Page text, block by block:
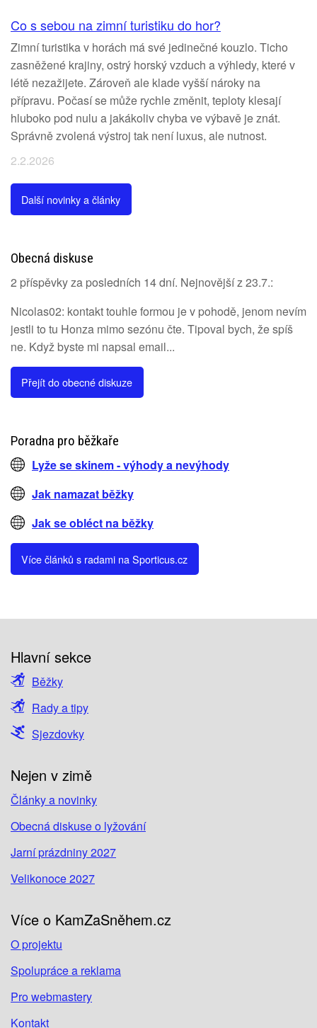
Co s sebou na zimní turistiku do hor?
Zimní turistika v horách má své jedinečné kouzlo. Ticho
zasněžené krajiny, ostrý horský vzduch a výhledy, které v
létě nezažijete. Zároveň ale klade vyšší nároky na
přípravu. Počasí se může rychle změnit, teploty klesají
hluboko pod nulu a jakákoliv chyba ve výbavě je znát.
Správně zvolená výstroj tak není luxus, ale nutnost.
2.2.2026
Další novinky a články
Obecná diskuse
2 příspěvky za posledních 14 dní. Nejnovější z 23.7.:
Nicolas02: kontakt touhle formou je v pohodě, jenom nevím
jestli to tu Honza mimo sezónu čte. Tipoval bych, že spíš
ne. Když byste mi napsal email...
Přejít do obecné diskuze
Poradna pro běžkaře
Lyže se skinem - výhody a nevýhody
Jak namazat běžky
Jak se obléct na běžky
Více článků s radami na Sporticus.cz
Hlavní sekce
Běžky
Rady a tipy
Sjezdovky
Nejen v zimě
Články a novinky
Obecná diskuse o lyžování
Jarní prázdniny 2027
Velikonoce 2027
Více o KamZaSněhem.cz
O projektu
Spolupráce a reklama
Pro webmastery
Kontakt